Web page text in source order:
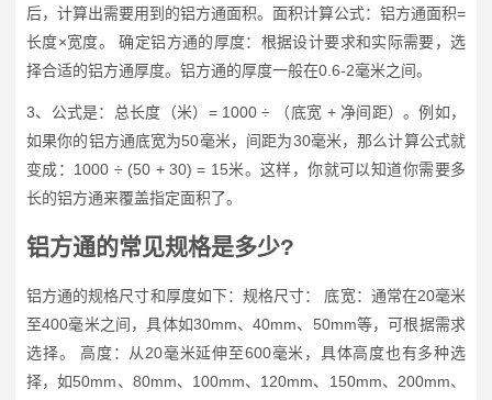
后，计算出需要用到的铝方通面积。面积计算公式：铝方通面积=
长度×宽度。 确定铝方通的厚度：根据设计要求和实际需要，选
择合适的铝方通厚度。铝方通的厚度一般在0.6-2毫米之间。
3、公式是：总长度（米）= 1000 ÷ （底宽 + 净间距）。例如，
如果你的铝方通底宽为50毫米，间距为30毫米，那么计算公式就
变成：1000 ÷ (50 + 30) = 15米。这样，你就可以知道你需要多
长的铝方通来覆盖指定面积了。
铝方通的常见规格是多少?
铝方通的规格尺寸和厚度如下：规格尺寸： 底宽：通常在20毫米
至400毫米之间，具体如30mm、40mm、50mm等，可根据需求
选择。 高度：从20毫米延伸至600毫米，具体高度也有多种选
择，如50mm、80mm、100mm、120mm、150mm、200mm、